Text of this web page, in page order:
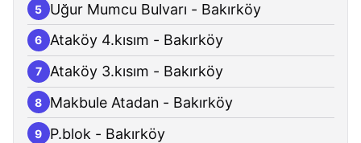
5 Uğur Mumcu Bulvarı - Bakırköy
6 Ataköy 4.kısım - Bakırköy
7 Ataköy 3.kısım - Bakırköy
8 Makbule Atadan - Bakırköy
9 P.blok - Bakırköy